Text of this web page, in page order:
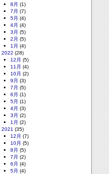
8月 (1)
7月 (7)
5月 (4)
4月 (4)
3月 (5)
2月 (5)
1月 (4)
2022 (28)
12月 (5)
11月 (4)
10月 (2)
9月 (3)
7月 (5)
6月 (1)
5月 (1)
4月 (3)
3月 (2)
1月 (2)
2021 (35)
12月 (7)
10月 (5)
8月 (5)
7月 (2)
6月 (4)
5月 (4)